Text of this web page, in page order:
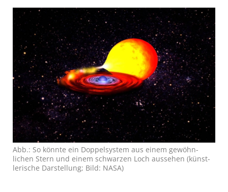
Abb.: So könnte ein Doppel­system aus einem gewöhn­
lichen Stern und einem schwarzen Loch aussehen (künst­
lerische Darstellung; Bild: NASA)